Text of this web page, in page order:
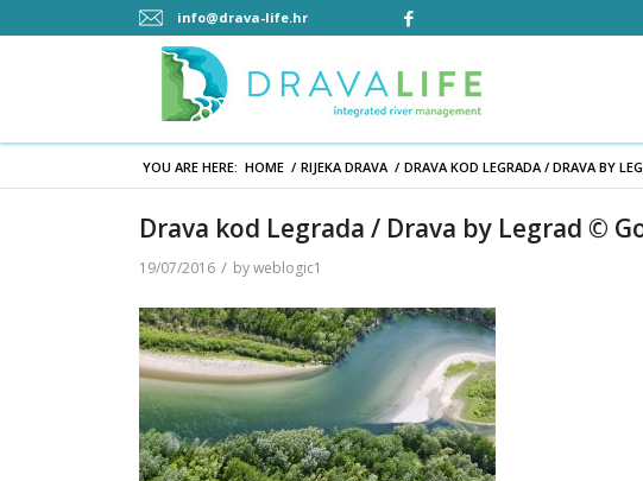
info@drava-life.hr
YOU ARE HERE: HOME / RIJEKA DRAVA / DRAVA KOD LEGRADA / DRAVA BY
Drava kod Legrada / Drava by Legrad ©
19/07/2016 / byweblogic1